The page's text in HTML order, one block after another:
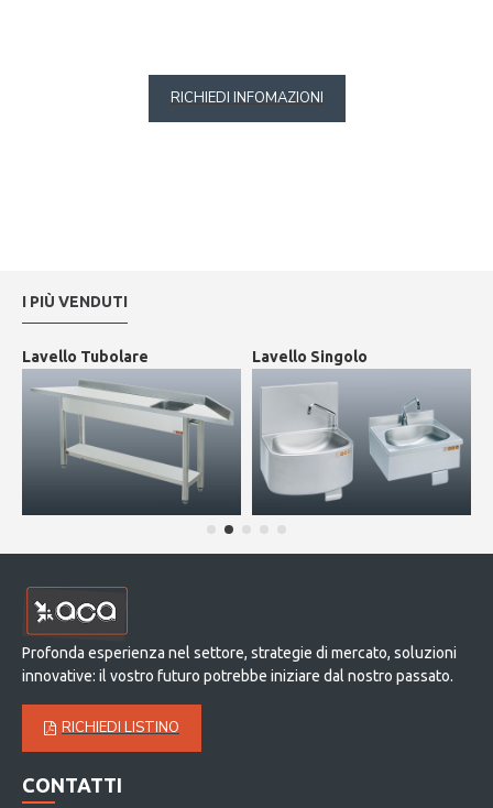
RICHIEDI INFOMAZIONI
I PIÙ VENDUTI
Lavello Tubolare Lavello Singolo
Profonda esperienza nel settore, strategie di mercato, soluzioni
innovative: il vostro futuro potrebbe iniziare dal nostro passato.
RICHIEDI LISTINO
CONTATTI